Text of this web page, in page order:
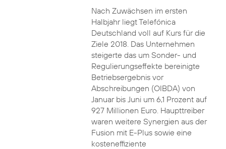
Nach Zuwächsen im ersten
Halbjahr liegt Telefónica
Deutschland voll auf Kurs für die
Ziele 2018. Das Unternehmen
steigerte das um Sonder- und
Regulierungseffekte bereinigte
Betriebsergebnis vor
Abschreibungen (OIBDA) von
Januar bis Juni um 6,1 Prozent auf
927 Millionen Euro. Haupttreiber
waren weitere Synergien aus der
Fusion mit E-Plus sowie eine
kosteneffiziente